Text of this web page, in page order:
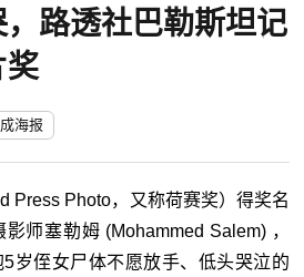
路透社巴勒斯坦记
奖
海报
Press Photo，又称荷赛奖）得奖名
师塞勒姆 (Mohammed Salem) ，
岁侄女尸体不愿放手、低头哭泣的